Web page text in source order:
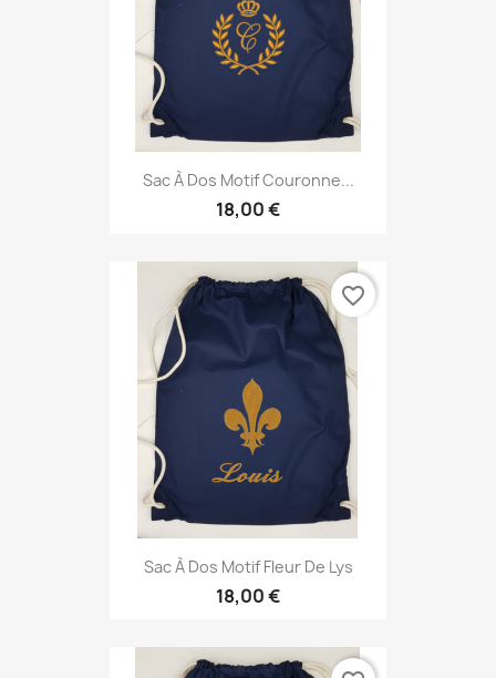
Sac À Dos Motif Couronne...
18,00 €
Sac À Dos Motif Fleur De Lys
18,00 €
favorite_border